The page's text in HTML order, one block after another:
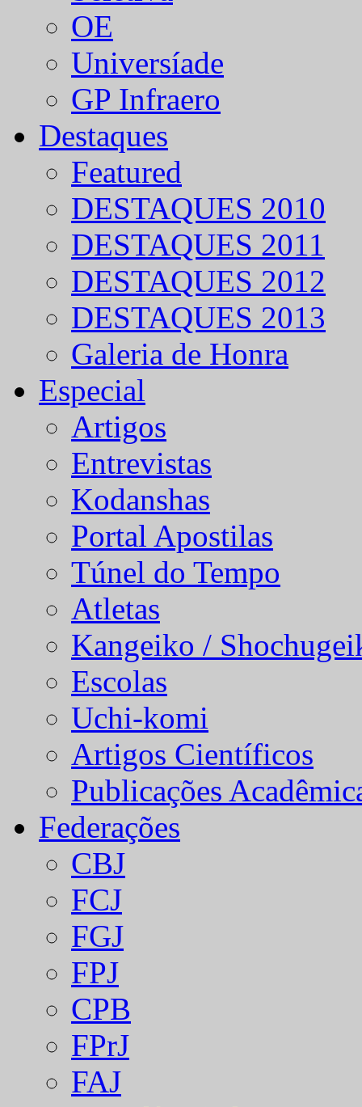
OE
Universíade
GP Infraero
Destaques
Featured
DESTAQUES 2010
DESTAQUES 2011
DESTAQUES 2012
DESTAQUES 2013
Galeria de Honra
Especial
Artigos
Entrevistas
Kodanshas
Portal Apostilas
Túnel do Tempo
Atletas
Kangeiko /
Escolas
Uchi-komi
Artigos Científicos
Publicações
Federações
CBJ
FCJ
FGJ
FPJ
CPB
FPrJ
FAJ